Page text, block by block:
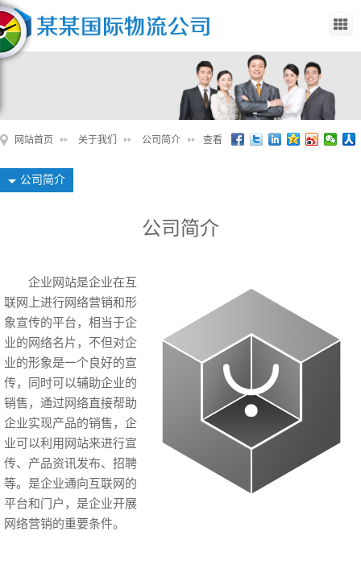
网站首页 关于我们 公司简介 查看
公司简介
公司简介
企业网站是企业在互
联网上进行网络营销和形
象宣传的平台，相当于企
业的网络名片，不但对企
业的形象是一个良好的宣
传，同时可以辅助企业的
销售，通过网络直接帮助
企业实现产品的销售，企
业可以利用网站来进行宣
传、产品资讯发布、招聘
等。是企业通向互联网的
平台和门户，是企业开展
网络营销的重要条件。